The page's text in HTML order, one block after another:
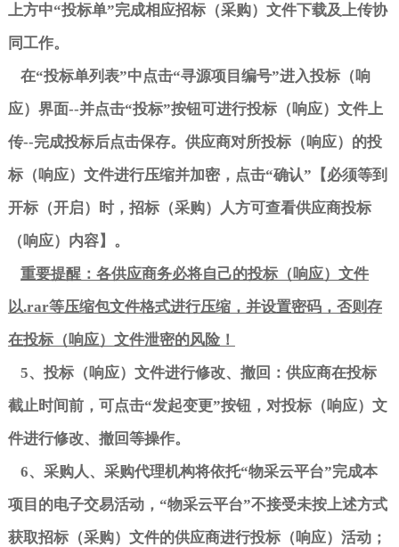
上方中“投标单”完成相应招标（采购）文件下载及上传协
同工作。
在“投标单列表”中点击“寻源项目编号”进入投标（响
应）界面--并点击“投标”按钮可进行投标（响应）文件上
传--完成投标后点击保存。供应商对所投标（响应）的投
标（响应）文件进行压缩并加密，点击“确认” 【必须等到
开标（开启）时，招标（采购）人方可查看供应商投标
（响应）内容】。
重要提醒：各供应商务必将自己的投标（响应）文件
以.rar等压缩包文件格式进行压缩，并设置密码，否则存
在投标（响应）文件泄密的风险！
5、投标（响应）文件进行修改、撤回：供应商在投标
截止时间前，可点击“发起变更”按钮，对投标（响应）文
件进行修改、撤回等操作。
6、采购人、采购代理机构将依托“物采云平台”完成本
项目的电子交易活动， “物采云平台”不接受未按上述方式
获取招标（采购）文件的供应商进行投标（响应）活动；